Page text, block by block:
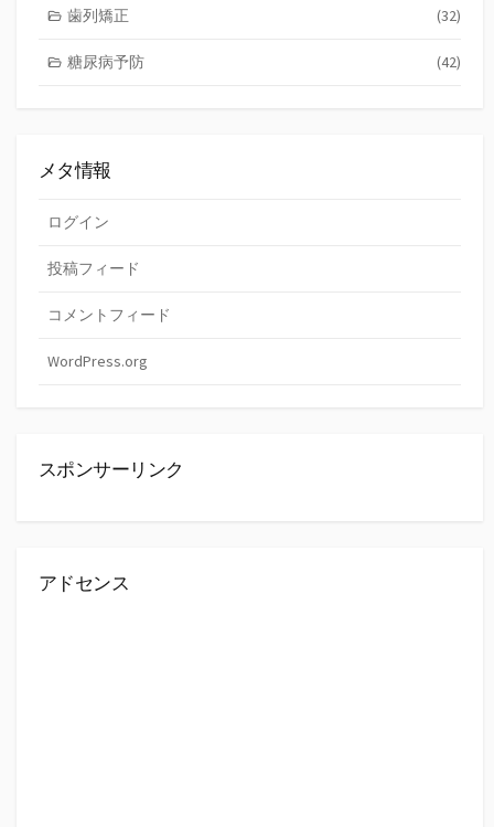
歯列矯正 (32)
糖尿病予防 (42)
メタ情報
ログイン
投稿フィード
コメントフィード
WordPress.org
スポンサーリンク
アドセンス